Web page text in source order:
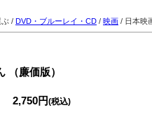
/ DVD・ブルーレイ・CD / 映画 / 日本映
（廉価版）
2,750円(税込)